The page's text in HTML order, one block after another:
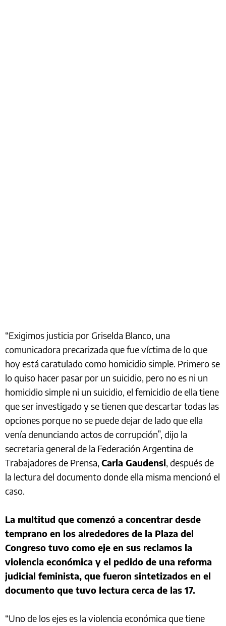
“Exigimos justicia por Griselda Blanco, una
comunicadora precarizada que fue víctima de lo que
hoy está caratulado como homicidio simple. Primero se
lo quiso hacer pasar por un suicidio, pero no es ni un
homicidio simple ni un suicidio, el femicidio de ella tiene
que ser investigado y se tienen que descartar todas las
opciones porque no se puede dejar de lado que ella
venía denunciando actos de corrupción”, dijo la
secretaria general de la Federación Argentina de
Trabajadores de Prensa, Carla Gaudensi, después de
la lectura del documento donde ella misma mencionó el
caso.
La multitud que comenzó a concentrar desde
temprano en los alrededores de la Plaza del
Congreso tuvo como eje en sus reclamos la
violencia económica y el pedido de una reforma
judicial feminista, que fueron sintetizados en el
documento que tuvo lectura cerca de las 17.
“Uno de los ejes es la violencia económica que tiene